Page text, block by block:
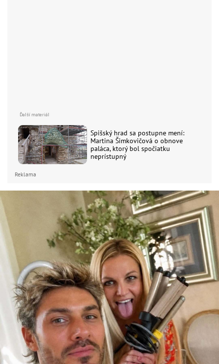
Spišský hrad sa postupne mení:
Martina Šimkovičová o obnove
paláca, ktorý bol spočiatku
neprístupný
Reklama